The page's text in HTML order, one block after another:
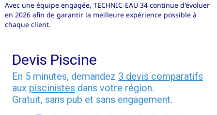
Avec une équipe engagée, TECHNIC-EAU 34 continue d'évoluer
en 2026 afin de garantir la meilleure expérience possible à
chaque client.
Devis Piscine
En 5 minutes, demandez 3 devis comparatifs
aux piscinistes dans votre région.
Gratuit, sans pub et sans engagement.